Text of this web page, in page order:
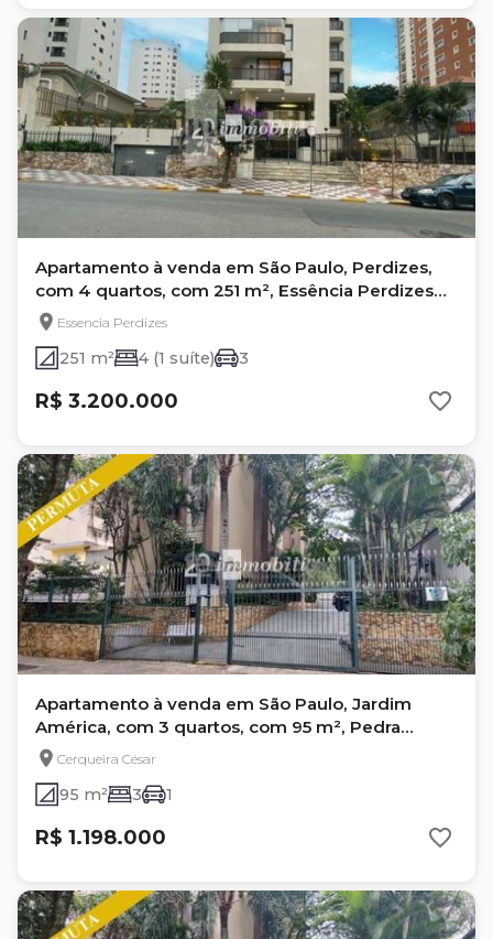
Apartamento à venda em São Paulo, Perdizes,
com 4 quartos, com 251 m², Essência Perdizes
by Setin
Essencia Perdizes
251 m² 4 (1 suíte) 3
R$ 3.200.000
Apartamento à venda em São Paulo, Jardim
América, com 3 quartos, com 95 m², Pedra
Branca
Cerqueira César
95 m² 3 1
R$ 1.198.000